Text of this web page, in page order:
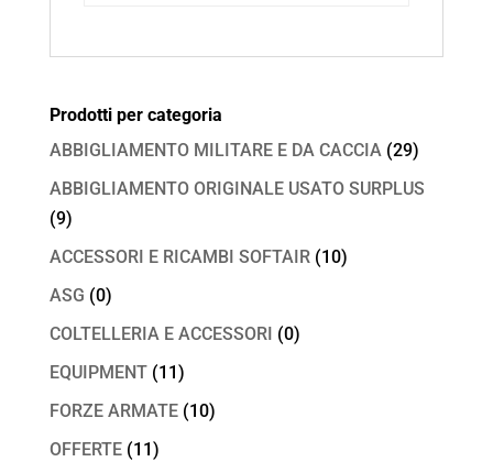
Prodotti per categoria
ABBIGLIAMENTO MILITARE E DA CACCIA (29)
ABBIGLIAMENTO ORIGINALE USATO SURPLUS
(9)
ACCESSORI E RICAMBI SOFTAIR (10)
ASG (0)
COLTELLERIA E ACCESSORI (0)
EQUIPMENT (11)
FORZE ARMATE (10)
OFFERTE (11)